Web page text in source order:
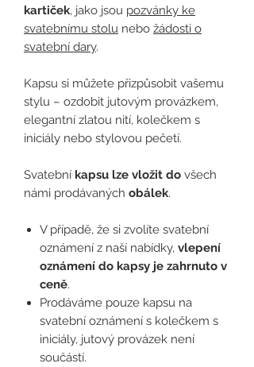
kartiček, jako jsou pozvánky ke
svatebnímu stolu nebo žádosti o
svatební dary.
Kapsu si můžete přizpůsobit vašemu
stylu – ozdobit jutovým provázkem,
elegantní zlatou nití, kolečkem s
iniciály nebo stylovou pečetí.
Svatební kapsu lze vložit do všech
námi prodávaných obálek.
V případě, že si zvolíte svatební
oznámení z naší nabídky, vlepení
oznámení do kapsy je zahrnuto v
ceně.
Prodáváme pouze kapsu na
svatební oznámení s kolečkem s
iniciály, jutový provázek není
součástí.